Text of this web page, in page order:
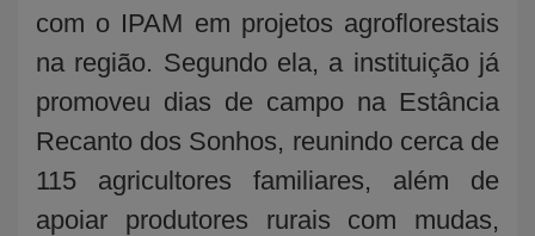
com o IPAM em projetos agroflorestais
na região. Segundo ela, a instituição já
promoveu dias de campo na Estância
Recanto dos Sonhos, reunindo cerca de
115 agricultores familiares, além de
apoiar produtores rurais com mudas,